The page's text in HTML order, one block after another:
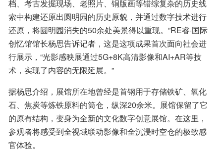
档、考古发掘现场、老照片、铜版画等错综复杂的历史线
索中构建还原出圆明园的历史原貌，并通过数字技术进行
还原，将圆明园消失的50余处美景得以重现。”RE睿·国际
创忆馆馆长杨思告诉记者，这是这项成果首次面向社会进
行展示，“光影感映展通过5G+8K高清影像和AI+AR等技
术，实现了内容的无限延展。”
据杨思介绍，展馆所在地曾经是首钢用于存储铁矿、氧化
石、焦炭等炼铁原料的筒仓，纵深20余米。展馆保留了它
的原有结构，变身为全新的文化数字创意展馆。在这里，
参观者将感受到全视域联动影像和全沉浸时空仓的极致感
官体验。